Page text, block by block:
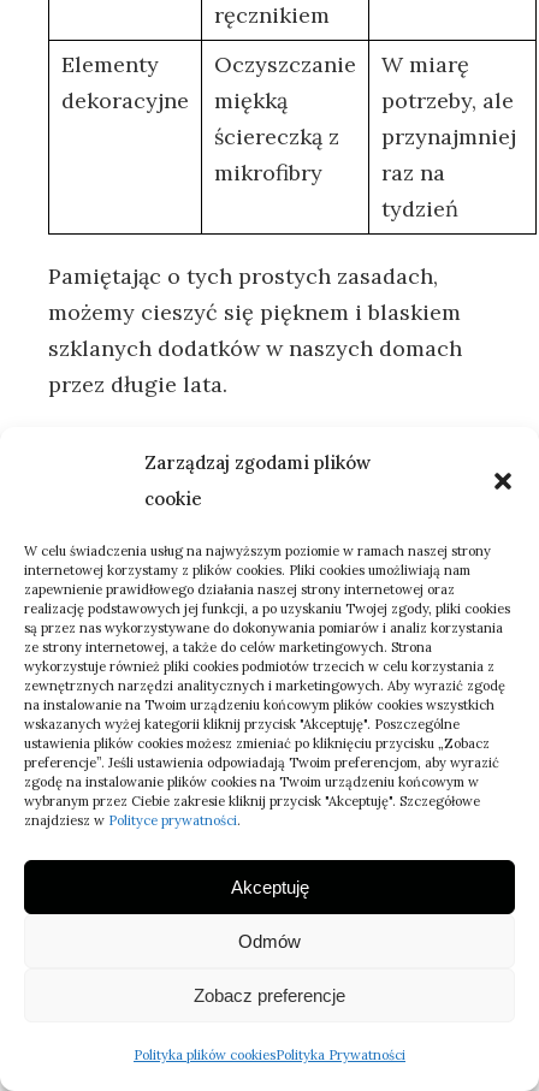
Zarządzaj zgodami plików
cookie
W celu świadczenia usług na najwyższym poziomie w ramach naszej strony
internetowej korzystamy z plików cookies. Pliki cookies umożliwiają nam
zapewnienie prawidłowego działania naszej strony internetowej oraz
realizację podstawowych jej funkcji, a po uzyskaniu Twojej zgody, pliki cookies
są przez nas wykorzystywane do dokonywania pomiarów i analiz korzystania
ze strony internetowej, a także do celów marketingowych. Strona
wykorzystuje również pliki cookies podmiotów trzecich w celu korzystania z
zewnętrznych narzędzi analitycznych i marketingowych. Aby wyrazić zgodę
na instalowanie na Twoim urządzeniu końcowym plików cookies wszystkich
wskazanych wyżej kategorii kliknij przycisk "Akceptuję". Poszczególne
ustawienia plików cookies możesz zmieniać po kliknięciu przycisku „Zobacz
preferencje”. Jeśli ustawienia odpowiadają Twoim preferencjom, aby wyrazić
zgodę na instalowanie plików cookies na Twoim urządzeniu końcowym w
wybranym przez Ciebie zakresie kliknij przycisk "Akceptuję". Szczegółowe
znajdziesz w Polityce prywatności.
Akceptuję
Odmów
Zobacz preferencje
Polityka plików cookiesPolityka Prywatności
ręcznikiem
Elementy
dekoracyjne
Oczyszczanie
miękką
ściereczką z⁤
mikrofibry
W ⁤miarę‌
potrzeby,‌ ale
przynajmniej
raz​ na
tydzień
Pamiętając o tych prostych zasadach,
⁤możemy⁢ cieszyć się pięknem i ⁢blaskiem
szklanych dodatków w naszych ‌domach
przez długie lata.
Często
zadawane⁤
pytania ( FAQ )
###⁤ Pytania i Odpowiedzi na temat
„Szkło dekoracyjne w nowoczesnych
⁣wnętrzach: Trendy ⁤i inspiracje”
1. Czym ⁣charakteryzuje się szkło ​
dekoracyjne stosowane we
współczesnych ‍aranżacjach wnętrz?
nowoczesnych wnętrzach wyróżnia się
‌który łączy w​ sobie zarówno ‌estetykę, jak i